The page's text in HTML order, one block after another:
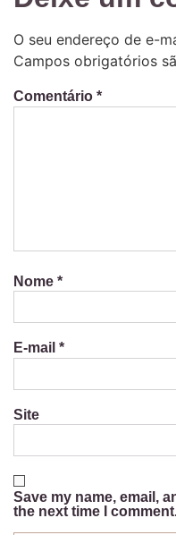
O seu endereço de e-
Campos obrigatórios
Comentário *
Nome *
E-mail *
Site
Save my name, email,
the next time I